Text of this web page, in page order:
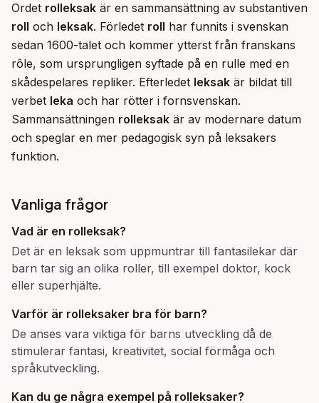
Ordet rolleksak
roll och leksak. Förledet roll har funnits i svenskan
sedan 1600-talet och kommer ytterst från franskans
rôle, som ursprungligen syftade på en rulle med en
skådespelares repliker. Efterledet leksak är bildat till
verbet leka och har rötter i fornsvenskan.
Sammansättningen rolleksak är av modernare datum
och speglar en mer pedagogisk syn på leksakers
funktion.
Vanliga frågor
Vad är en rolleksak?
Det är en leksak som uppmuntrar till fantasilekar där
barn tar sig an olika roller, till exempel doktor, kock
eller superhjälte.
Varför är rolleksaker bra för barn?
De anses vara viktiga för barns utveckling då de
stimulerar fantasi, kreativitet, social förmåga och
språkutveckling.
Kan du ge några exempel på rolleksaker?